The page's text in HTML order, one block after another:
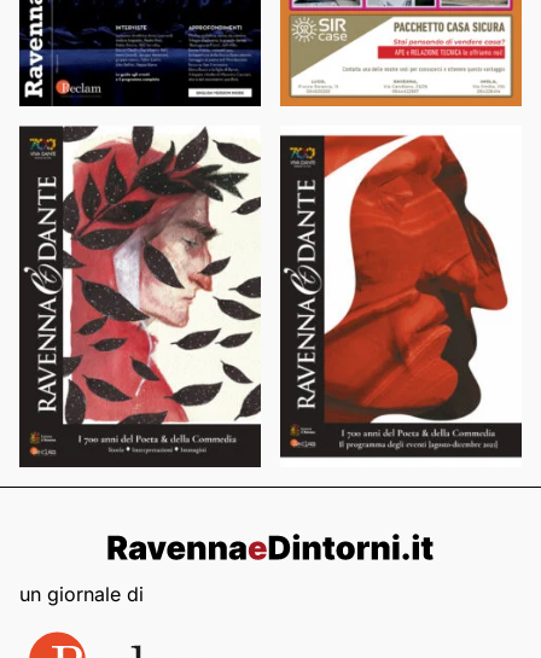
un giornale di